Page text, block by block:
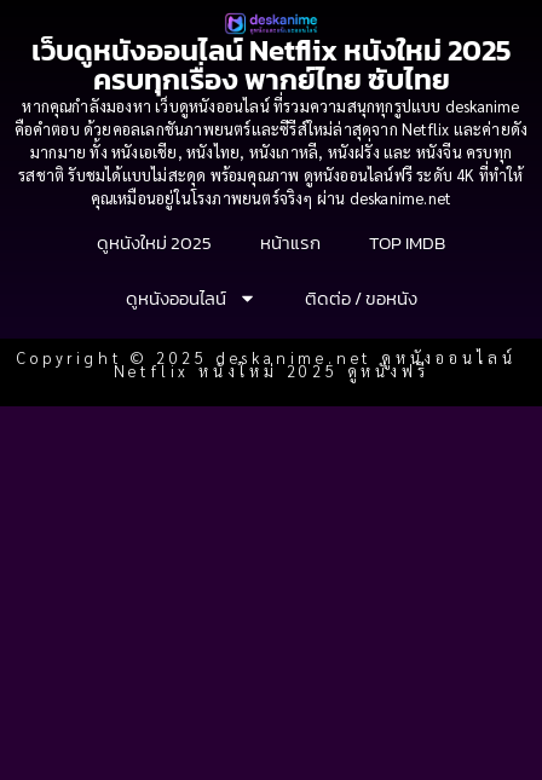
เว็บดูหนังออนไลน์ Netflix หนังใหม่ 2025
ครบทุกเรื่อง พากย์ไทย ซับไทย
หากคุณกำลังมองหา เว็บดูหนังออนไลน์ ที่รวมความสนุกทุกรูปแบบ deskanime
คือคำตอบ ด้วยคอลเลกชันภาพยนตร์และซีรีส์ใหม่ล่าสุดจาก Netflix และค่ายดัง
มากมาย ทั้ง หนังเอเชีย, หนังไทย, หนังเกาหลี, หนังฝรั่ง และ หนังจีน ครบทุก
รสชาติ รับชมได้แบบไม่สะดุด พร้อมคุณภาพ ดูหนังออนไลน์ฟรี ระดับ 4K ที่ทำให้
คุณเหมือนอยู่ในโรงภาพยนตร์จริงๆ ผ่าน deskanime.net
ดูหนังใหม่ 2025 หน้าแรก
TOP IMDB
ดูหนังออนไลน์
ติดต่อ / ขอหนัง
Copyright © 2025 deskanime.net ดูหนังออนไลน์
Netflix หนังใหม่ 2025 ดูหนังฟรี